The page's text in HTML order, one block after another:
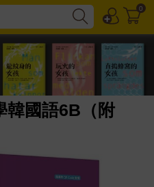
0
韓國語6B（附